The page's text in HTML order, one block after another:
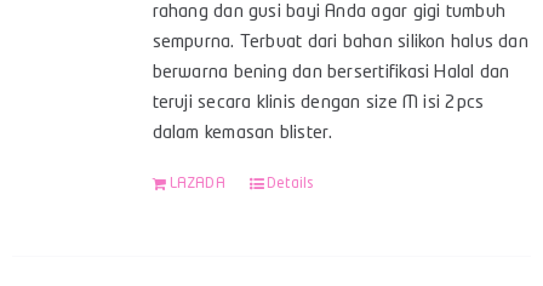
rahang dan gusi bayi Anda agar gigi tumbuh
sempurna. Terbuat dari bahan silikon halus dan
berwarna bening dan bersertifikasi Halal dan
teruji secara klinis dengan size M isi 2pcs
dalam kemasan blister.
LAZADA Details